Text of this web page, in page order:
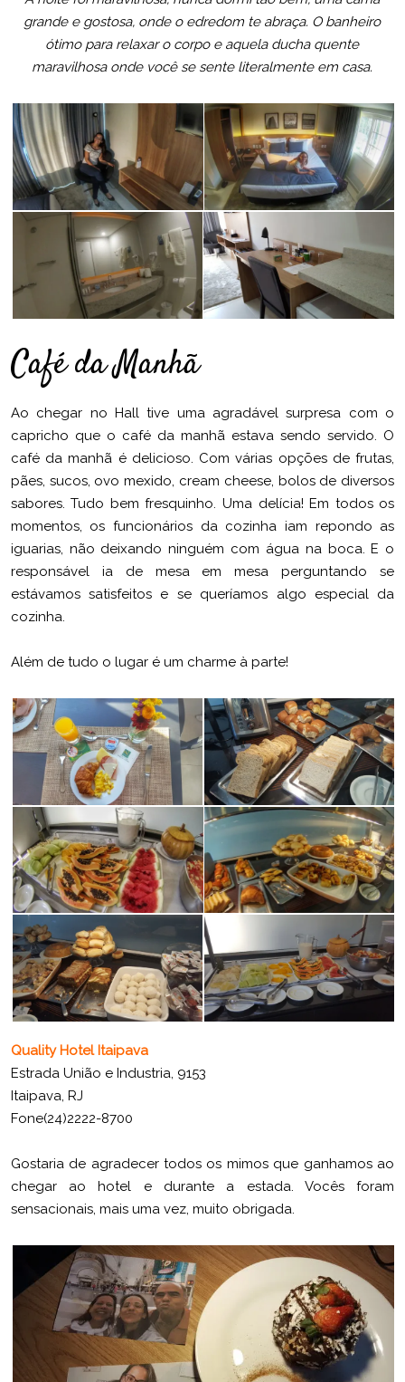
grande e gostosa, onde o edredom te abraça. O banheiro
ótimo para relaxar o corpo e aquela ducha quente
maravilhosa onde você se sente literalmente em casa.
Café da Manhã
Ao chegar no Hall tive uma agradável surpresa com o
capricho que o café da manhã estava sendo servido. O
café da manhã é delicioso. Com várias opções de frutas,
pães, sucos, ovo mexido, cream cheese, bolos de diversos
sabores. Tudo bem fresquinho. Uma delícia! Em todos os
momentos, os funcionários da cozinha iam repondo as
iguarias, não deixando ninguém com água na boca. E o
responsável ia de mesa em mesa perguntando se
estávamos satisfeitos e se queríamos algo especial da
cozinha.
Além de tudo o lugar é um charme à parte!
Quality Hotel Itaipava
Estrada União e Industria, 9153
Itaipava, RJ
Fone(24)2222-8700
Gostaria de agradecer todos os mimos que ganhamos ao
chegar ao hotel e durante a estada. Vocês foram
sensacionais, mais uma vez, muito obrigada.